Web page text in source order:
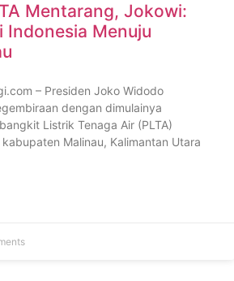
Mentarang, Jokowi:
Indonesia Menuju
– Presiden Joko Widodo
dengan dimulainya
Listrik Tenaga Air (PLTA)
Malinau, Kalimantan Utara